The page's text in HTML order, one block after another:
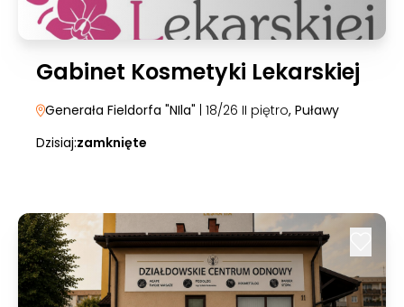
Gabinet Kosmetyki Lekarskiej
Generała Fieldorfa "NIla" | 18/26 II piętro, Puławy
Dzisiaj:zamknięte